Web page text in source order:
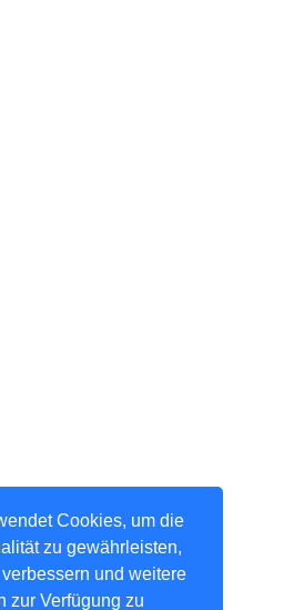
Cookies, um die
zu gewährleisten,
und weitere
zur Verfügung zu